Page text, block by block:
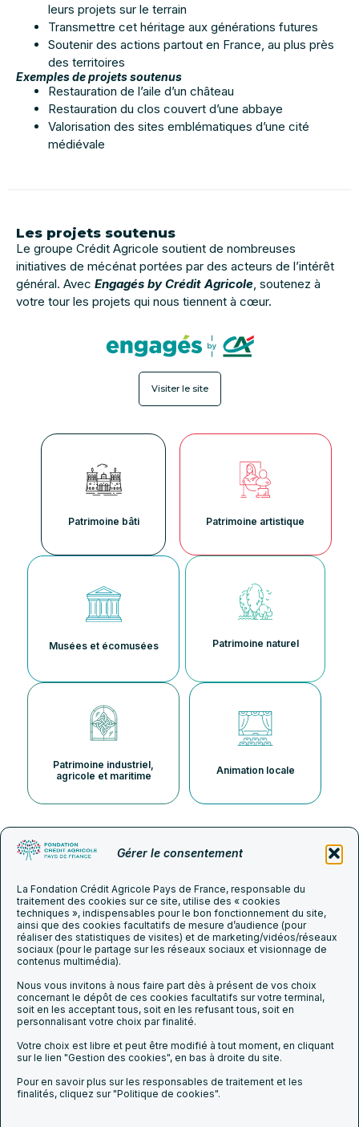
Gérer le consentement
La Fondation Crédit Agricole Pays de France, responsable du
traitement des cookies sur ce site, utilise des « cookies
techniques », indispensables pour le bon fonctionnement du site,
ainsi que des cookies facultatifs de mesure d’audience (pour
réaliser des statistiques de visites) et de marketing/vidéos/réseaux
sociaux (pour le partage sur les réseaux sociaux et visionnage de
contenus multimédia).
Nous vous invitons à nous faire part dès à présent de vos choix
concernant le dépôt de ces cookies facultatifs sur votre terminal,
soit en les acceptant tous, soit en les refusant tous, soit en
personnalisant votre choix par finalité.
Votre choix est libre et peut être modifié à tout moment, en cliquant
sur le lien "Gestion des cookies", en bas à droite du site.
Pour en savoir plus sur les responsables de traitement et les
finalités, cliquez sur "Politique de cookies".
leurs projets sur le terrain
Transmettre cet héritage aux générations futures
Soutenir des actions partout en France, au plus près
des territoires
Exemples de projets soutenus
Restauration de l’aile d’un château
Restauration du clos couvert d’une abbaye
Valorisation des sites emblématiques d’une cité
médiévale
Les projets soutenus
Le groupe Crédit Agricole soutient de nombreuses
initiatives de mécénat portées par des acteurs de l’intérêt
général. Avec Engagés by Crédit Agricole , soutenez à
votre tour les projets qui nous tiennent à cœur.
Visiter le site
Patrimoine bâti Patrimoine artistique
Musées et écomusées Patrimoine naturel
Patrimoine industriel,
agricole et maritime
Animation locale
S’engager en faveur du patrimoine culturel
réseaux
Agir chaque jour
dans l’intérêt de
nos clients et de
la société.
L’actualité du
S’engager
chacun